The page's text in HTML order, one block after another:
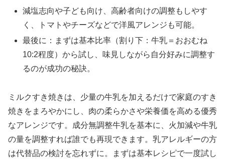
減塩志向や子ども向け、高齢者向けの調整もしやす
く、トマトやチーズなどで洋風アレンジも可能。
最後に：まずは基本比率（割り下：牛乳＝おおむね
10:2程度）から試し、味見しながら自分好みに調整す
るのが成功の秘訣。
ミルクすき焼きは、少量の牛乳を加えるだけで家庭のすき
焼きをまろやかにし、肉の柔らかさや栄養価を高める優秀
なアレンジです。成分無調整牛乳を基本に、火加減や牛乳
の量を調整すれば誰でも再現できます。乳アレルギーの方
は代替品の検討を忘れずに。まずは基本レシピで一度試し